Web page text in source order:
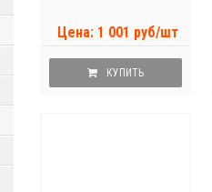
Цена: 1 001 руб/шт
КУПИТЬ